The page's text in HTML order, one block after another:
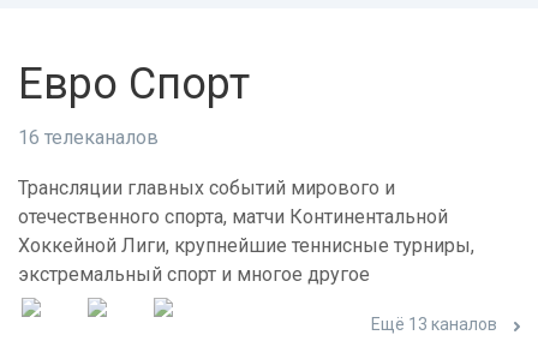
Евро Спорт
16 телеканалов
Трансляции главных событий мирового и
отечественного спорта, матчи Континентальной
Хоккейной Лиги, крупнейшие теннисные турниры,
экстремальный спорт и многое другое
Ещё 13 каналов